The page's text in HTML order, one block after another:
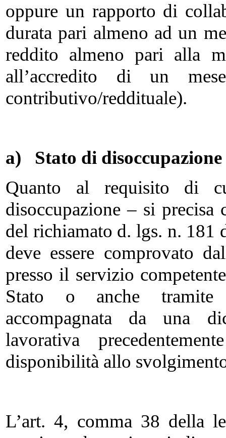
oppure un rapporto di
durata pari almeno ad un
reddito almeno pari alla
all’accredito di un
contributivo/reddituale).
a) Stato di disoccupazione
Quanto al requisito di
disoccupazione – si precisa
del richiamato d. lgs. n. 181
deve essere comprovato
presso il servizio
Stato o anche tramite
accompagnata da una
lavorativa
disponibilità allo
L’art. 4, comma 38 della